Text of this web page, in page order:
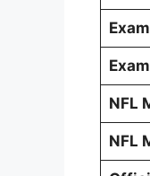
NFL
NFL